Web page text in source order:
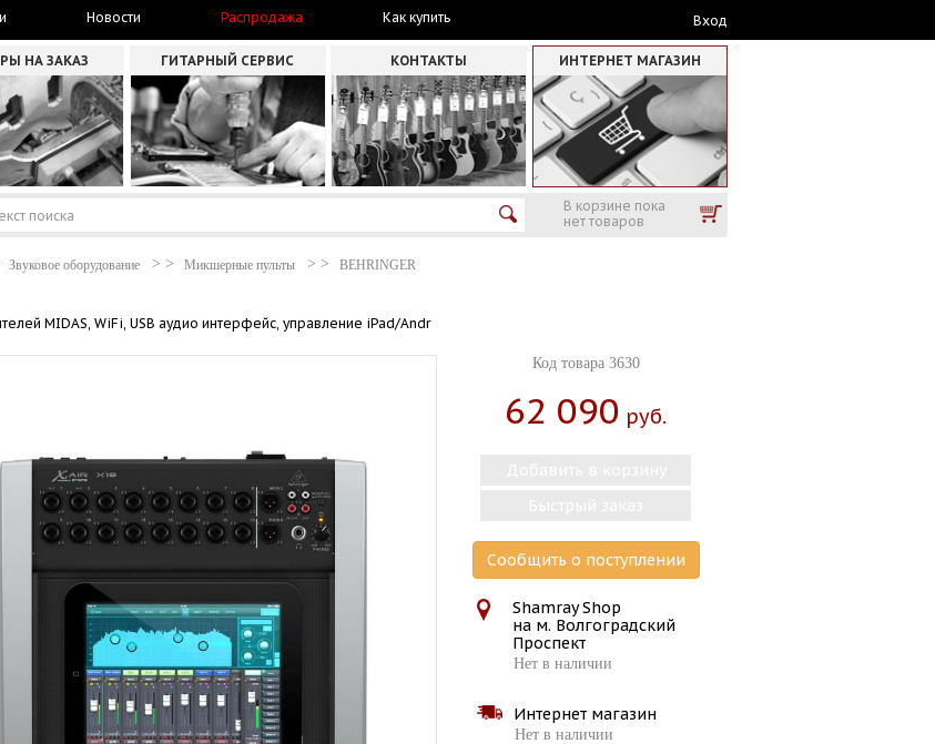
Новости Распродажа Как купить Вход
НА ЗАКАЗ ГИТАРНЫЙ СЕРВИС КОНТАКТЫ ИНТЕРНЕТ МАГАЗИН
В корзине пока
нет товаров
Звуковое оборудование Микшерные пульты BEHRINGER
MIDAS, WiFi, USB аудио интерфейс, управление iPad/Andr
Код товара 3630
62 090 Руб.
Сообщить о поступлении
Shamray Shop
на м. Волгоградский
Проспект
Нет в наличии
Интернет магазин
Нет в наличии